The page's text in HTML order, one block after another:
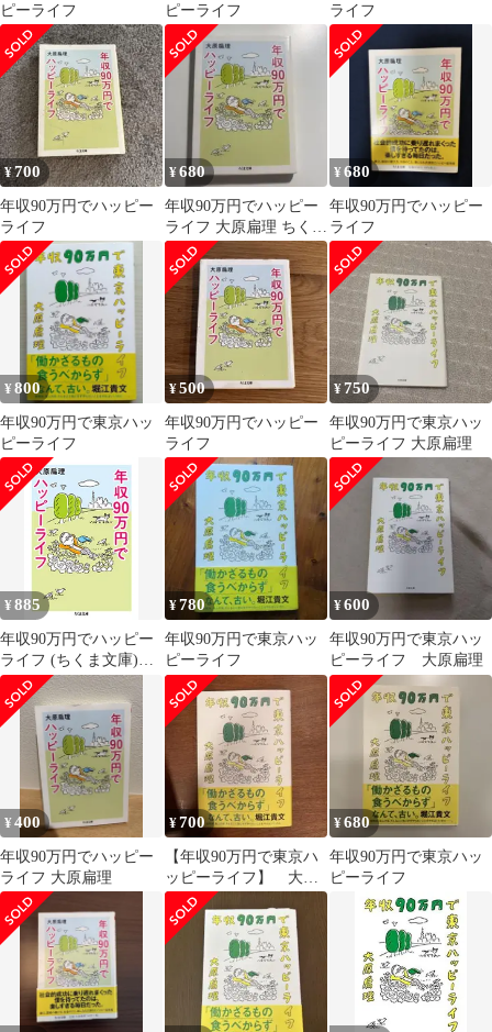
ピーライフ
ピーライフ
ライフ
¥700
年収90万円でハッピー
ライフ
¥680
年収90万円でハッピー
ライフ 大原扁理 ちくま
文庫
¥680
年収90万円でハッピー
ライフ
¥800
年収90万円で東京ハッ
ピーライフ
¥500
年収90万円でハッピー
ライフ
¥750
年収90万円で東京ハッ
ピーライフ 大原扁理
¥885
年収90万円でハッピー
ライフ (ちくま文庫)／
大原 扁理
¥780
年収90万円で東京ハッ
ピーライフ
¥600
年収90万円で東京ハッ
ピーライフ 大原扁理
¥400
年収90万円でハッピー
ライフ 大原扁理
¥700
【年収90万円で東京ハ
ッピーライフ】 大原
扁理 帯付き 2024年
発行
¥680
年収90万円で東京ハッ
ピーライフ